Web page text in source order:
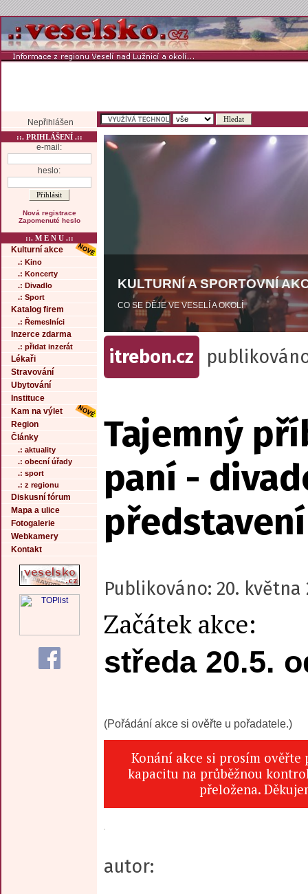
Nepřihlášen
::. PRIHLÁŠENÍ .::
e-mail:
heslo:
Nová registrace
Zapomenuté heslo
::. M E N U .::
Kulturní akce
.: Kino
.: Koncerty
.: Divadlo
.: Sport
Katalog firem
.: Řemeslníci
Inzerce zdarma
.: přidat inzerát
Lékaři
Stravování
Ubytování
Instituce
Kam na výlet
Region
Články
.: aktuality
.: obecní úřady
.: sport
.: z regionu
Diskusní fórum
Mapa a ulice
Fotogalerie
Webkamery
Kontakt
KULTURNÍ A SPORTOVNÍ
CO SE DĚJE VE VESELÍ A OKOLÍ
itrebon.cz
Tajemný
paní -
představení
Publikováno: 20. května
Začátek akce:
středa 20.5.
(Pořádání akce si ověřte u pořadatele.)
Konání akce si prosím ověřte
kapacitu na průběžnou
přeložena.
autor: